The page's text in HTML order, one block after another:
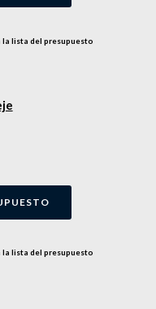
la lista del presupuesto
la lista del presupuesto